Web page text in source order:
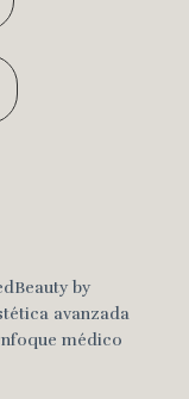
by
avanzada
médico